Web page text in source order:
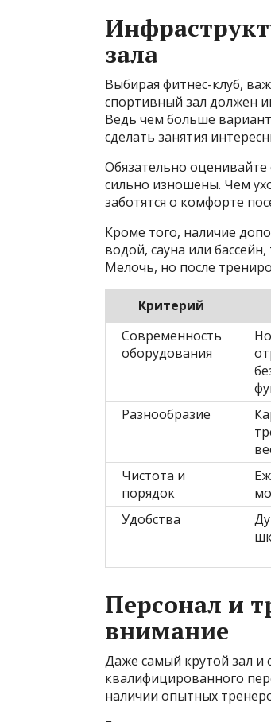
зала
Выбирая фитнес-клуб,
спортивный зал должен
Ведь чем больше
сделать занятия
Обязательно
сильно изношены. Чем
заботятся о комфорте
Кроме того, наличие
водой, сауна или
Мелочь, но после
Критерий
Современность
оборудования
Разнообразие
Чистота и
порядок
Удобства
Персонал и
внимание
Даже самый крутой зал и
квалифицированного
наличии опытных